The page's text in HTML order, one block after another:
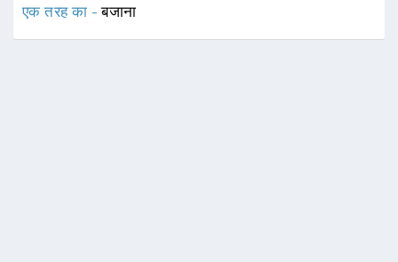
एक तरह का -बजाना